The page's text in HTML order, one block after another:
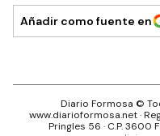
Añadir como fuente en
Diario Formosa ©
www.diarioformosa.net ·
Pringles 56 · C.P.3600